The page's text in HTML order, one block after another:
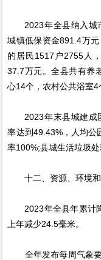
2023年全县纳入城
城镇低保资金891.4万
的居民1517户2755人
37.7万元。全县共有养
心14个，农村公共浴室4
2023年末县城建成
率达到49.43%，人均公
率100%;县城生活垃圾
十二、资源、环境和
2023年全县年累计降
上年减少24.5毫米。
全年发布每周气象要